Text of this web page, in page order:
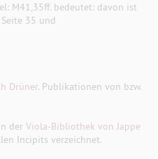
M41,35ff. bedeutet: davon ist
35 und
Drüner. Publikationen von bzw.
derViola-Bibliothek von Jappe
Incipits verzeichnet.